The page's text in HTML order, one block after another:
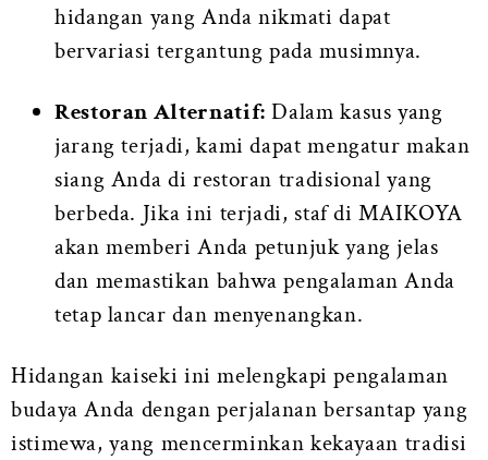
hidangan yang Anda nikmati dapat
bervariasi tergantung pada musimnya.
Restoran Alternatif: Dalam kasus yang
jarang terjadi, kami dapat mengatur makan
siang Anda di restoran tradisional yang
berbeda. Jika ini terjadi, staf di MAIKOYA
akan memberi Anda petunjuk yang jelas
dan memastikan bahwa pengalaman Anda
tetap lancar dan menyenangkan.
Hidangan kaiseki ini melengkapi pengalaman
budaya Anda dengan perjalanan bersantap yang
istimewa, yang mencerminkan kekayaan tradisi